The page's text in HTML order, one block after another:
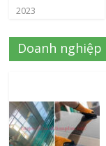
2023
Doanh nghiệp